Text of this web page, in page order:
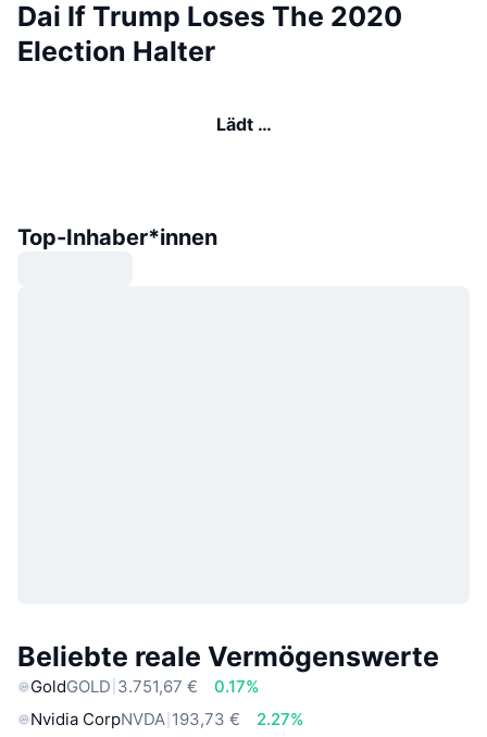
Dai If Trump Loses The 2020
Election Halter
Lädt …
Top-Inhaber*innen
Beliebte reale Vermögenswerte
GoldGOLD 3.751,67 €
0.17%
Nvidia CorpNVDA 193,73 €
2.27%